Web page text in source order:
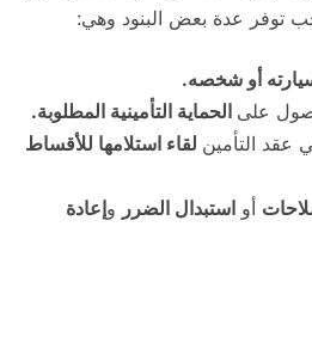
توفر عدة بعض البنود وهي:
أو شخصه.
على الحماية التأمينية المطلوبة.
عقد التأمين لقاء استلامها للأقساط
أو استبدال الضرر وإعادة